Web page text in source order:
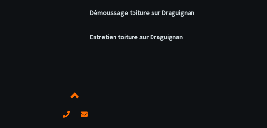
Démoussage toiture sur Draguignan
Entretien toiture sur Draguignan